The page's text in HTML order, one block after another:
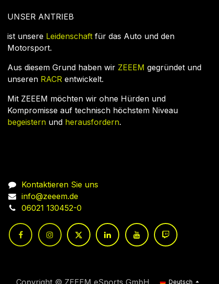
UNSER ANTRIEB
ist unsere Leidenschaft für das Auto und den
Motorsport.
Aus diesem Grund haben wir ZEEEM gegründet und
unseren RACR entwickelt.
Mit ZEEEM möchten wir ohne Hürden und
Kompromisse auf technisch höchstem Niveau
begeistern und herausfordern.
Kontaktieren Sie uns
info@zeeem.de
06021 130452-0
Copyright © ZEEEM eSports GmbH Deutsch